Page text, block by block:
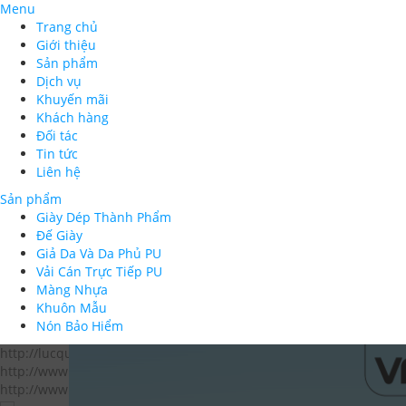
Menu
Trang chủ
Giới thiệu
Sản phẩm
Dịch vụ
Khuyến mãi
Khách hàng
Đối tác
Tin tức
Liên hệ
Sản phẩm
Giày Dép Thành Phẩm
Đế Giày
Giả Da Và Da Phủ PU
Vải Cán Trực Tiếp PU
Màng Nhựa
Khuôn Mẫu
Nón Bảo Hiểm
http://lucquan.vn/
http://www.moit.gov.vn/
http://www.trade.hochiminhcity.gov.vn/
http://www.itpc.hochiminhcity.gov.vn/
http://www.sla.org.vn/